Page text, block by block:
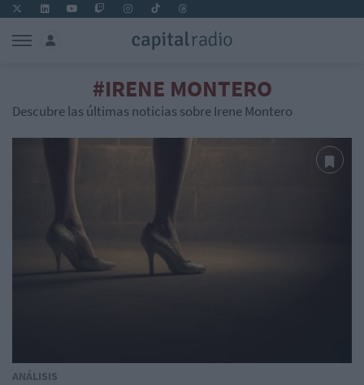
#IRENE MONTERO
Descubre las últimas noticias sobre Irene Montero
ANÁLISIS